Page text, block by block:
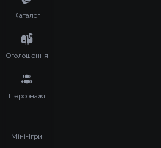
Каталог
Оголошення
Персонажі
Міні-Ігри